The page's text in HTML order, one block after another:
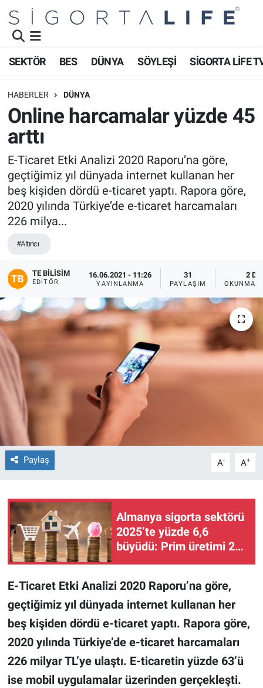
SEKTÖR BES DÜNYA SÖYLEŞİ SİGORTA LİFE
HABERLER DÜNYA
Online harcamalar yüzde 45
arttı
E-Ticaret Etki Analizi 2020 Raporu’na göre,
geçtiğimiz yıl dünyada internet kullanan her
beş kişiden dördü e-ticaret yaptı. Rapora göre,
2020 yılında Türkiye’de e-ticaret harcamaları
226 milya...
#Altıncı
TE BILISIM
EDITÖR
16.06.2021 - 11:26
YAYINLANMA
31
PAYLAŞIM
2 DK
OKUNMA
Paylaş A- A+
Almanya sigorta sektörü
2025’te yüzde 6,6
büyüdü: Prim üretimi 254
Milyar Euro’ya ulaştı
E-Ticaret Etki Analizi 2020 Raporu’na göre,
geçtiğimiz yıl dünyada internet kullanan her
beş kişiden dördü e-ticaret yaptı. Rapora göre,
2020 yılında Türkiye’de e-ticaret harcamaları
226 milyar TL’ye ulaştı. E-ticaretin yüzde 63’ü
ise mobil uygulamalar üzerinden gerçekleşti.
Namaz Vakitleri
Trafik Durumu
Süper Lig Puan Durumu ve Fikstür
Tüm Manşetler
Son Dakika Haberleri